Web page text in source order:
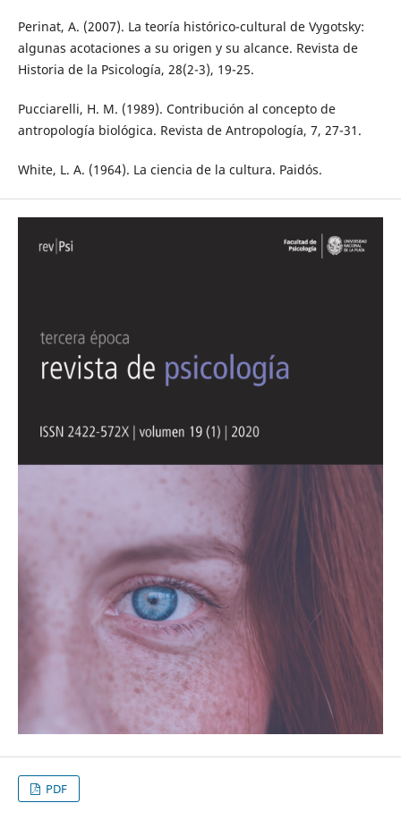
Perinat, A. (2007). La teoría histórico-cultural de Vygotsky:
algunas acotaciones a su origen y su alcance. Revista de
Historia de la Psicología, 28(2-3), 19-25.
Pucciarelli, H. M. (1989). Contribución al concepto de
antropología biológica. Revista de Antropología, 7, 27-31.
White, L. A. (1964). La ciencia de la cultura. Paidós.
PDF